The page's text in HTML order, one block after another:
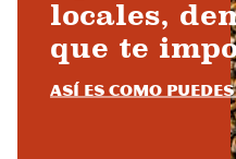
locales,
que te
Así es como